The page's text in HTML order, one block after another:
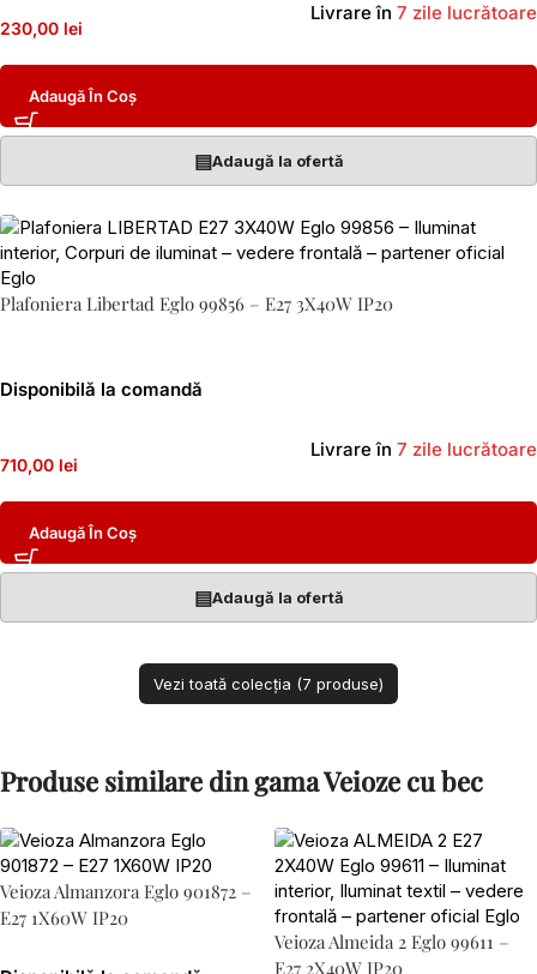
230,00 lei
Livrare în 7 zile lucrătoare
Adaugă În Coș
▤Adaugă la ofertă
Plafoniera Libertad Eglo 99856 – E27 3X40W IP20
Disponibilă la comandă
710,00 lei
Livrare în 7 zile lucrătoare
Adaugă În Coș
▤Adaugă la ofertă
Vezi toată colecția (7 produse)
Produse similare din gama Veioze cu bec
Veioza Almanzora Eglo 901872 –
E27 1X60W IP20
Veioza Almeida 2 Eglo 99611 –
E27 2X40W IP20